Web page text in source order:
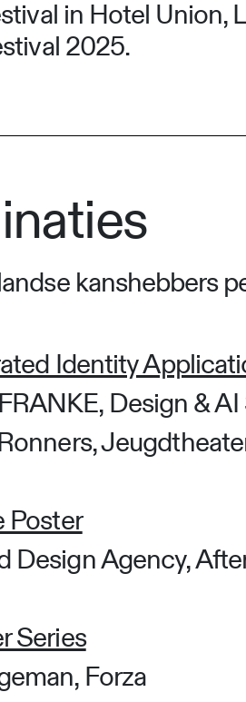
in Hotel Union,
2025.
kanshebbers
Identity
Design &
Poster
Design Agency,
Series
Forza